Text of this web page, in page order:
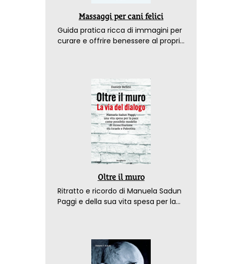
Massaggi per cani felici
Guida pratica ricca di immagini per
curare e offrire benessere al proprio
Oltre il muro
Ritratto e ricordo di Manuela Sadun
Paggi e della sua vita spesa per la